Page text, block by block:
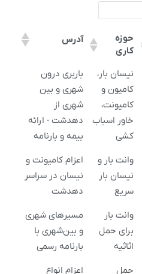
حوزه
کاری
آدرس
حوزه
کاری
آدرس
نیسان بار،
کامیون و
کامیونت،
خاور اسباب
کشی
باربری درون
شهری و بین
شهری از
دهدشت - ارائه
بیمه و بارنامه
وانت بار و
نیسان بار
سریع
اعزام کامیونت و
نیسان در سراسر
دهدشت
وانت بار
برای حمل
اثاثیه
مسیرهای شهری
و بین‌شهری با
بارنامه رسمی
حمل
اعزام انواع